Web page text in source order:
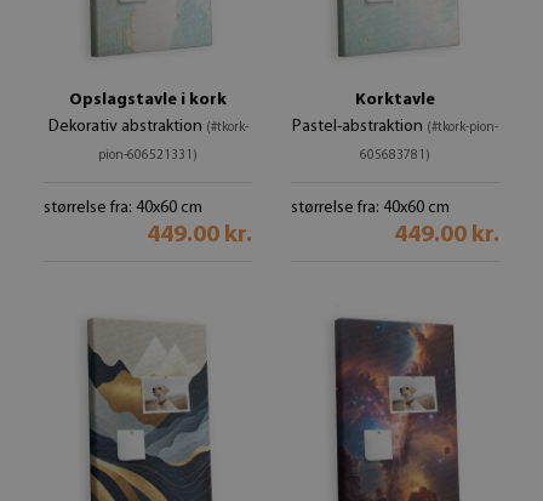
Opslagstavle i kork
Dekorativ abstraktion (#tkork-
pion-606521331)
størrelse fra: 40x60 cm
449.00 kr.
Korktavle
Pastel-abstraktion (#tkork-pion-
605683781)
størrelse fra: 40x60 cm
449.00 kr.